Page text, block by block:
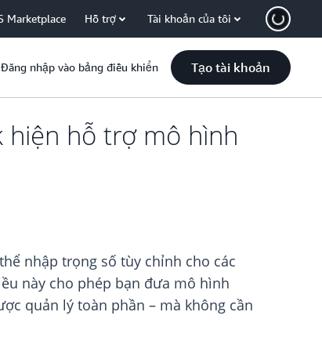
Marketplace Hỗ trợ Tài khoản của tôi
Đăng nhập vào bảng điều khiển Tạo tài khoản
hiện hỗ trợ mô hình
nhập trọng số tùy chỉnh cho các
này cho phép bạn đưa mô hình
quản lý toàn phần – mà không cần